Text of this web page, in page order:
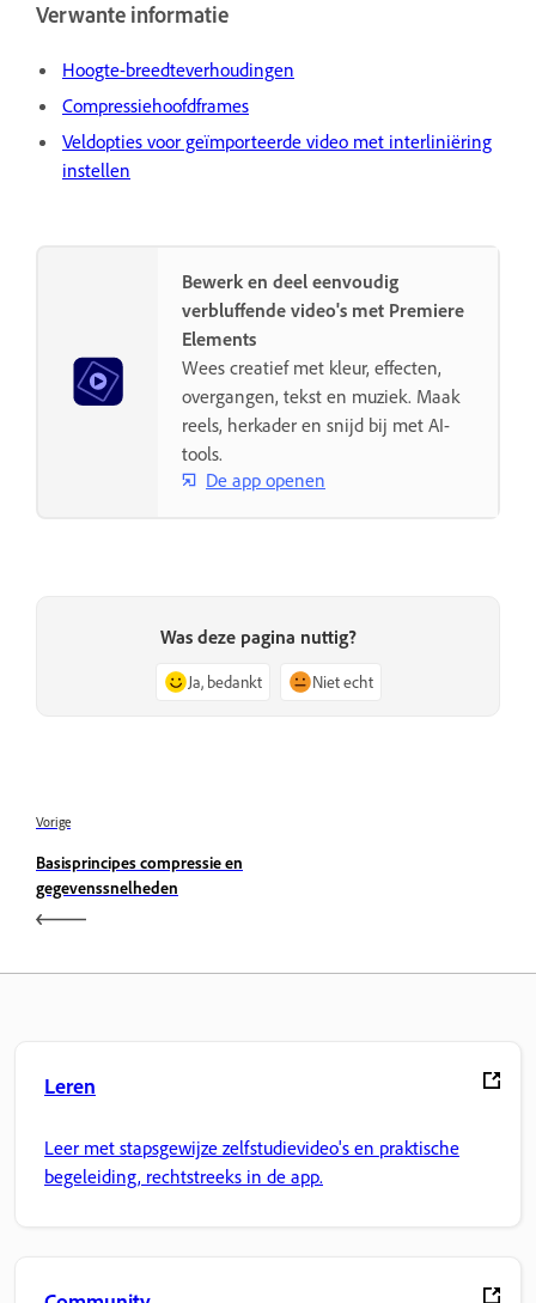
Verwante informatie
Hoogte-breedteverhoudingen
Compressiehoofdframes
Veldopties voor geïmporteerde video met interliniëring
instellen
Bewerk en deel eenvoudig
verbluffende video's met Premiere
Elements
Wees creatief met kleur, effecten,
overgangen, tekst en muziek. Maak
reels, herkader en snijd bij met AI-
tools.
De app openen
Was deze pagina nuttig?
Ja, bedankt Niet echt
Vorige
Basisprincipes compressie en
gegevenssnelheden
Leren
Leer met stapsgewijze zelfstudievideo's en praktische
begeleiding, rechtstreeks in de app.